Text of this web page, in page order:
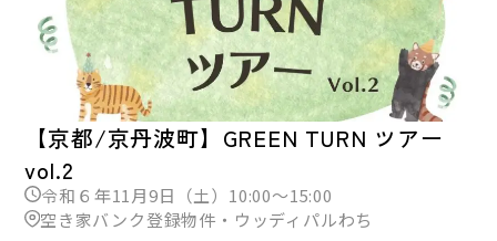
【京都/京丹波町】GREEN TURN ツアー
vol.2
令和６年11月9日（土）10:00～15:00
空き家バンク登録物件・ウッディパルわち